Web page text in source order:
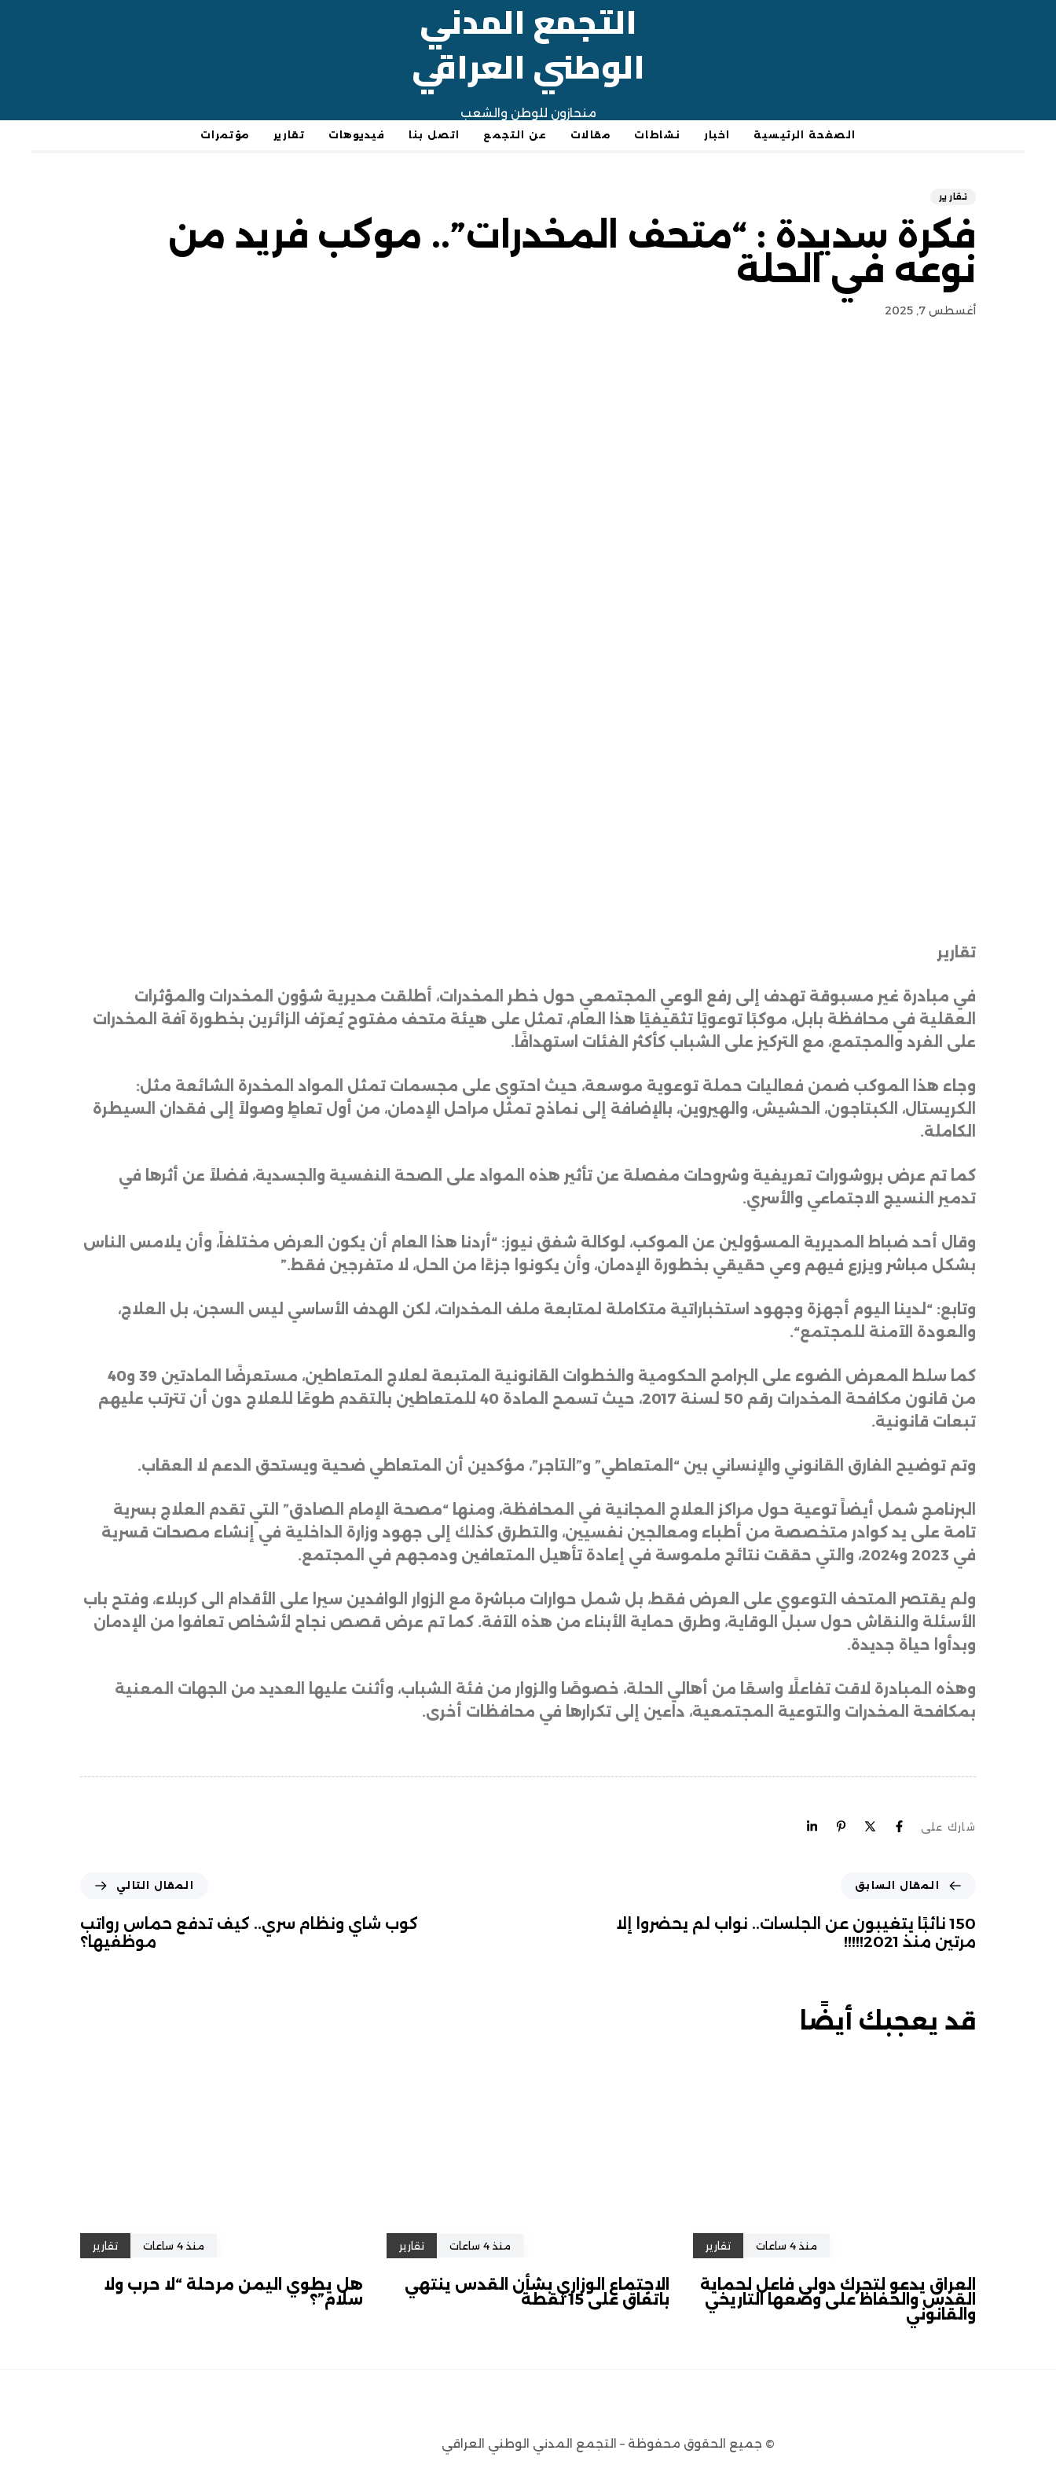
التجمع المدني
الوطني العراقي
منحازون للوطن والشعب
الصفحة الرئيسية اخبار نشاطات مقالات عن التجمع اتصل بنا فيديوهات تقارير مؤتمرات
تقارير
فكرة سديدة : “متحف المخدرات”.. موكب فريد من
نوعه في الحلة
أغسطس 7, 2025
تقارير
في مبادرة غير مسبوقة تهدف إلى رفع الوعي المجتمعي حول خطر المخدرات، أطلقت مديرية شؤون المخدرات والمؤثرات
العقلية في محافظة بابل، موكبًا توعويًا تثقيفيًا هذا العام، تمثل على هيئة متحف مفتوح يُعرّف الزائرين بخطورة آفة المخدرات
على الفرد والمجتمع، مع التركيز على الشباب كأكثر الفئات استهدافًا .
وجاء هذا الموكب ضمن فعاليات حملة توعوية موسعة، حيث احتوى على مجسمات تمثل المواد المخدرة الشائعة مثل:
الكريستال، الكبتاجون، الحشيش، والهيروين، بالإضافة إلى نماذج تمثّل مراحل الإدمان، من أول تعاطٍ وصولاً إلى فقدان السيطرة
الكاملة.
كما تم عرض بروشورات تعريفية وشروحات مفصلة عن تأثير هذه المواد على الصحة النفسية والجسدية، فضلاً عن أثرها في
تدمير النسيج الاجتماعي والأسري.
وقال أحد ضباط المديرية المسؤولين عن الموكب، لوكالة شفق نيوز: “أردنا هذا العام أن يكون العرض مختلفاً، وأن يلامس الناس
بشكل مباشر ويزرع فيهم وعي حقيقي بخطورة الإدمان، وأن يكونوا جزءًا من الحل، لا متفرجين فقط.”
وتابع: “لدينا اليوم أجهزة وجهود استخباراتية متكاملة لمتابعة ملف المخدرات، لكن الهدف الأساسي ليس السجن، بل العلاج،
والعودة الآمنة للمجتمع“.
كما سلط المعرض الضوء على البرامج الحكومية والخطوات القانونية المتبعة لعلاج المتعاطين، مستعرضًا المادتين 39 و40
من قانون مكافحة المخدرات رقم 50 لسنة 2017، حيث تسمح المادة 40 للمتعاطين بالتقدم طوعًا للعلاج دون أن تترتب عليهم
تبعات قانونية.
وتم توضيح الفارق القانوني والإنساني بين “المتعاطي” و”التاجر”، مؤكدين أن المتعاطي ضحية ويستحق الدعم لا العقاب.
البرنامج شمل أيضاً توعية حول مراكز العلاج المجانية في المحافظة، ومنها “مصحة الإمام الصادق” التي تقدم العلاج بسرية
تامة على يد كوادر متخصصة من أطباء ومعالجين نفسيين، والتطرق كذلك إلى جهود وزارة الداخلية في إنشاء مصحات قسرية
في 2023 و2024، والتي حققت نتائج ملموسة في إعادة تأهيل المتعافين ودمجهم في المجتمع
.
ولم يقتصر المتحف التوعوي على العرض فقط، بل شمل حوارات مباشرة مع الزوار الوافدين سيرا على الأقدام الى كربلاء، وفتح باب
الأسئلة والنقاش حول سبل الوقاية، وطرق حماية الأبناء من هذه الآفة. كما تم عرض قصص نجاح لأشخاص تعافوا من الإدمان
وبدأوا حياة جديدة.
وهذه المبادرة لاقت تفاعلًا واسعًا من أهالي الحلة، خصوصًا والزوار من فئة الشباب، وأثنت عليها العديد من الجهات المعنية
بمكافحة المخدرات والتوعية المجتمعية، داعين إلى تكرارها في محافظات أخرى.
شارك على
المقال السابق
150 نائبًا يتغيبون عن الجلسات.. نواب لم يحضروا إلا
مرتين منذ 2021!!!!!
المقال التالي
كوب شاي ونظام سري.. كيف تدفع حماس رواتب
موظفيها؟
قد يعجبك أيضًا
منذ 4 ساعات تقارير
العراق يدعو لتحرك دولي فاعل لحماية
القدس والحفاظ على وضعها التاريخي
والقانوني
منذ 4 ساعات تقارير
الاجتماع الوزاري بشأن القدس ينتهي
باتفاق على 15 نقطة
منذ 4 ساعات تقارير
هل يطوي اليمن مرحلة “لا حرب ولا
سلام”؟
© جميع الحقوق محفوظة – التجمع المدني الوطني العراقي